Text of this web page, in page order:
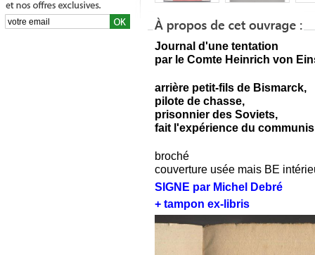
Journal d'une tentation
par le Comte Heinrich von
arrière petit-fils de Bismarck,
pilote de chasse,
prisonnier des Soviets,
fait l'expérience du
broché
couverture usée mais BE
SIGNE par Michel Debré
+ tampon ex-libris